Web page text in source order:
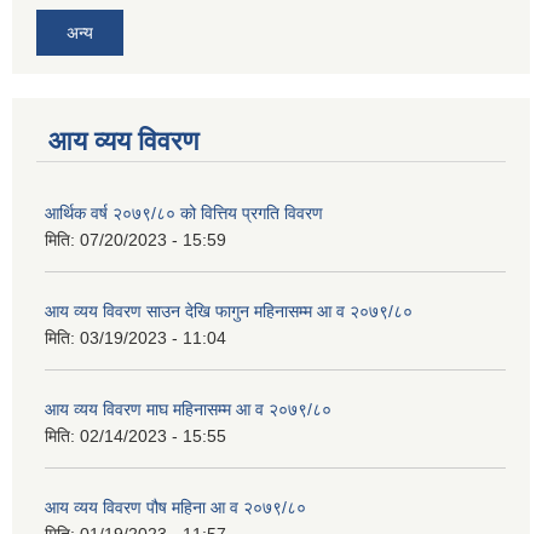
अन्य
आय व्यय विवरण
आर्थिक वर्ष २०७९/८० को वित्तिय प्रगति विवरण
मिति: 07/20/2023 - 15:59
आय व्यय विवरण साउन देखि फागुन महिनासम्म आ व २०७९/८०
मिति: 03/19/2023 - 11:04
आय व्यय विवरण माघ महिनासम्म आ व २०७९/८०
मिति: 02/14/2023 - 15:55
आय व्यय विवरण पौष महिना आ व २०७९/८०